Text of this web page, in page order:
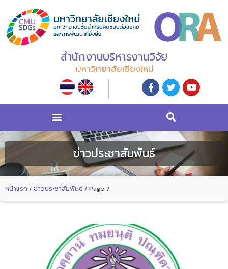
สำนักงานบริหารงานวิจัย
มหาวิทยาลัยเชียงใหม่
ข่าวประชาสัมพันธ์
หน้าแรก / ข่าวประชาสัมพันธ์/ Page 7